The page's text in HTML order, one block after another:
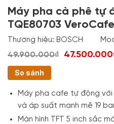
Máy pha cà phê tự
TQE80703
Thương hiệu: BOSCH
49.900.000₫
So sánh
Máy pha cafe tự động với
và áp suất mạnh mẽ 19
Màn hình TFT 5 inch sắc